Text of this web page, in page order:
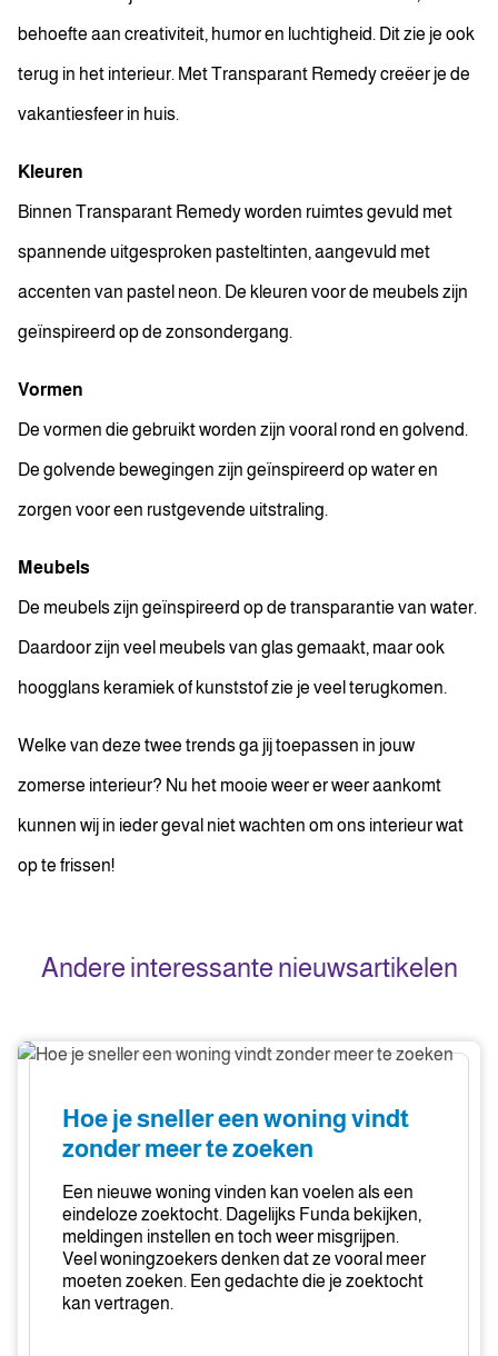
behoefte aan creativiteit, humor en luchtigheid. Dit zie je ook
terug in het interieur. Met Transparant Remedy creëer je de
vakantiesfeer in huis.
Kleuren
Binnen Transparant Remedy worden ruimtes gevuld met
spannende uitgesproken pasteltinten, aangevuld met
accenten van pastel neon. De kleuren voor de meubels zijn
geïnspireerd op de zonsondergang.
Vormen
De vormen die gebruikt worden zijn vooral rond en golvend.
De golvende bewegingen zijn geïnspireerd op water en
zorgen voor een rustgevende uitstraling.
Meubels
De meubels zijn geïnspireerd op de transparantie van water.
Daardoor zijn veel meubels van glas gemaakt, maar ook
hoogglans keramiek of kunststof zie je veel terugkomen.
Welke van deze twee trends ga jij toepassen in jouw
zomerse interieur? Nu het mooie weer er weer aankomt
kunnen wij in ieder geval niet wachten om ons interieur wat
op te frissen!
Andere interessante nieuwsartikelen
Hoe
sneller
woning
zonder
zoeken
Hoe je sneller een woning vindt
zonder meer te zoeken
Een nieuwe woning vinden kan voelen als een
eindeloze zoektocht. Dagelijks Funda bekijken,
meldingen instellen en toch weer misgrijpen.
Veel woningzoekers denken dat ze vooral meer
moeten zoeken. Een gedachte die je zoektocht
kan vertragen.